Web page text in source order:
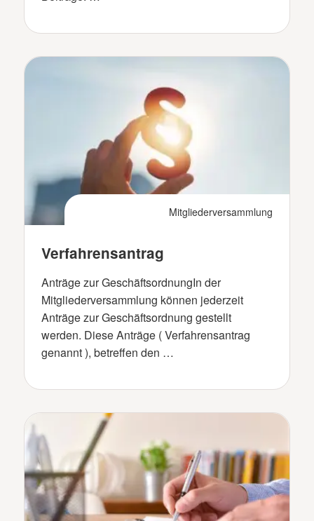
Mitgliederversammlung
Verfahrensantrag
Anträge zur GeschäftsordnungIn der
Mitgliederversammlung können jederzeit
Anträge zur Geschäftsordnung gestellt
werden. Diese Anträge ( Verfahrensantrag
genannt ), betreffen den …